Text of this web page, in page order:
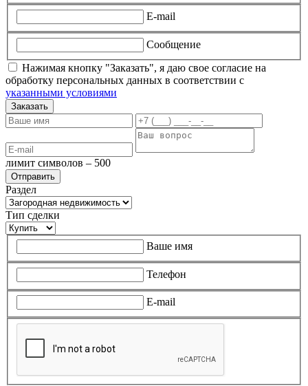
E-mail
Сообщение
Нажимая кнопку "Заказать", я даю свое согласие на
обработку персональных данных в соответствии с
указанными условиями
Заказать
лимит символов – 500
Раздел
Тип сделки
Ваше имя
Телефон
E-mail